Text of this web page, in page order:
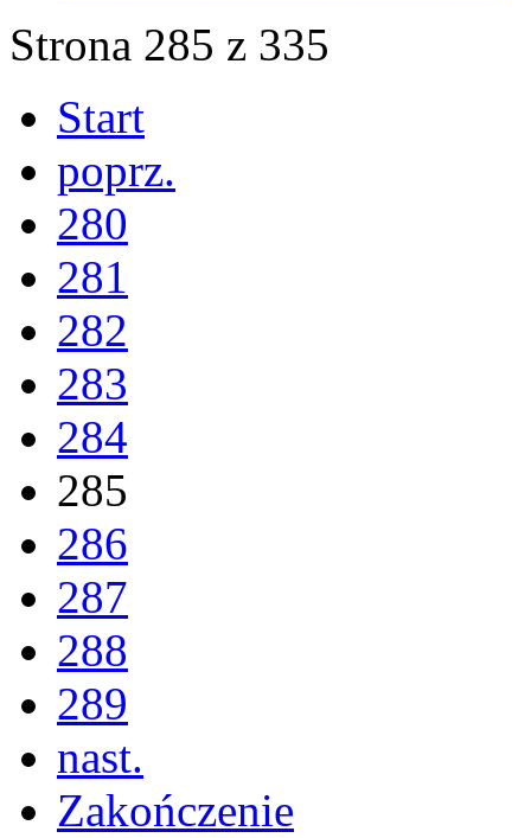
Strona 285 z 335
Start
poprz.
280
281
282
283
284
285
286
287
288
289
nast.
Zakończenie